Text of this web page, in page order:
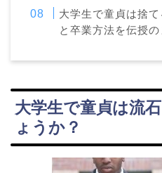
大学生で童貞は捨
と卒業方法を伝授の
大学生で童貞は流
ょうか？